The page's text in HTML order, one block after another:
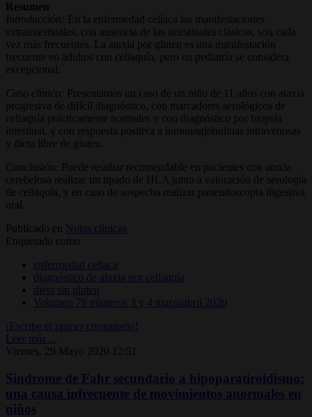
Resumen
Introducción:
En la enfermedad celíaca las manifestaciones
extraintestinales, con ausencia de las intestinales clásicas, son cada
vez más frecuentes. La ataxia por gluten es una manifestación
frecuente en adultos con celiaquía, pero en pediatría se considera
excepcional.
Caso clínico:
Presentamos un caso de un niño de 11 años con ataxia
progresiva de difícil diagnóstico, con marcadores serológicos de
celiaquía prácticamente normales y con diagnóstico por biopsia
intestinal, y con respuesta positiva a inmunoglobulinas intravenosas
y dieta libre de gluten.
Conclusión: Puede resultar recomendable en pacientes con ataxia
cerebelosa realizar un tipado de HLA junto a valoración de serología
de celiaquía, y en caso de sospecha realizar panendoscopia digestiva
oral.
Publicado en
Notas clínicas
Etiquetado como
enfermedad celiaca
diagnóstico de ataxia por celiaquía
dieta sin gluten
Volumen 78 números 3 y 4 marzoabril 2020
¡Escribe el primer comentario!
Leer más ...
Viernes, 29 Mayo 2020 12:51
Síndrome de Fahr secundario a hipoparatiroidismo:
una causa infrecuente de movimientos anormales en
niños